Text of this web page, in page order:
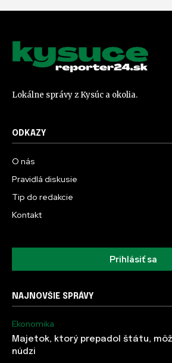
Lokálne správy z Kysúc a okolia.
ODKAZY
O nás
Pravidlá diskusie
Tip do redakcie
Kontakt
Prihlásiť sa
NAJNOVŠIE SPRÁVY
Ekonomika
Majetok, ktorý prepadol štátu,
núdzi